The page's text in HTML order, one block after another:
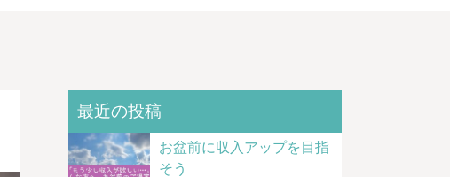
最近の投稿
お盆前に収入アップを目指
そう